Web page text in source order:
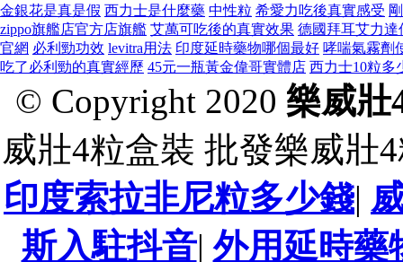
金銀花是真是假 西力士是什麼藥 中性粒 希愛力吃後真實感受
zippo旗艦店官方店旗艦 艾萬可吃後的真實效果 德國拜耳艾力達
官網 必利勁功效 levitra用法 印度延時藥物哪個最好 哮喘氣霧劑
吃了必利勁的真實經歷 45元一瓶黃金偉哥實體店 西力士10粒多
© Copyright 2020 樂威壯
威壯4粒盒裝 批發樂威壯
印度索拉非尼粒多少錢|
斯入駐抖音|外用延時藥